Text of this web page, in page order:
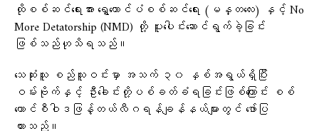
ထိုစစ်ဆင်ရေးအား ရွှေတောင်ပံစစ်ဆင်ရေး (မန္တလေး) နှင့် No
More Detatorship (NMD) တို့ ပူးပေါင်းဆောင်ရွက်ခဲ့ခြင်း
ဖြစ်သည်ဟုသိရသည်။
သေဆုံးသူ စည်သူဝင်းမှာ အသက် ၃၀ နှစ်အရွယ်ရှိပြီး
ဝမ်းဗိုက်နှင့် ဦးခေါင်းတို့ပစ်ခတ်ခံရခြင်းဖြစ်ကြောင်း စစ်
ကောင်စီဝါဒဖြန့်တယ်လီဂရန်ချန်နယ်များတွင် ​ဖော်ပြ